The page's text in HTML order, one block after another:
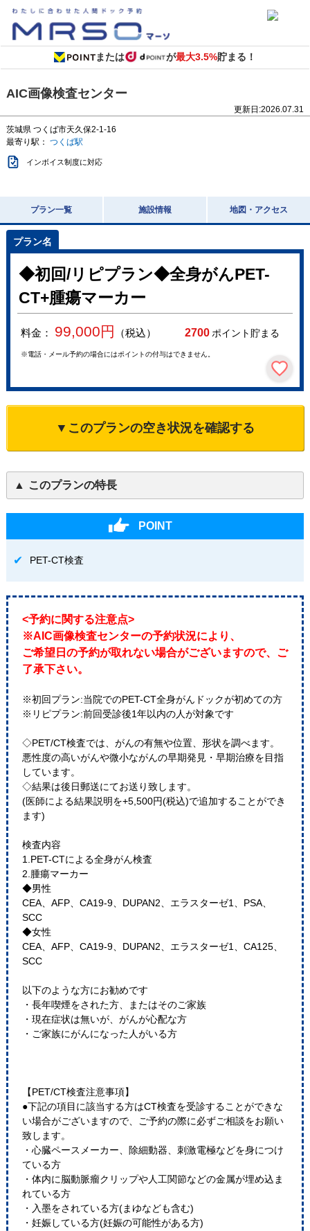
または が最大3.5%貯まる！
AIC画像検査センター
更新日:2026.07.31
茨城県 つくば市天久保2-1-16
最寄り駅： つくば駅
インボイス制度に対応
プラン一覧 施設情報 地図・アクセス
◆初回/リピプラン◆全身がんPET-
CT+腫瘍マーカー
料金： 99,000円 （税込） 2700ポイント貯まる
※電話・メール予約の場合にはポイントの付与はできません。
▼このプランの空き状況を確認する
このプランの特長
POINT
PET-CT検査
<予約に関する注意点>
※AIC画像検査センターの予約状況により、
ご希望日の予約が取れない場合がございますので、ご
了承下さい。
※初回プラン:当院でのPET-CT全身がんドックが初めての方
※リピプラン:前回受診後1年以内の人が対象です
◇PET/CT検査では、がんの有無や位置、形状を調べます。
悪性度の高いがんや微小ながんの早期発見・早期治療を目指
しています。
◇結果は後日郵送にてお送り致します。
(医師による結果説明を+5,500円(税込)で追加することができ
ます)
検査内容
1.PET-CTによる全身がん検査
2.腫瘍マーカー
◆男性
CEA、AFP、CA19-9、DUPAN2、エラスターゼ1、PSA、
SCC
◆女性
CEA、AFP、CA19-9、DUPAN2、エラスターゼ1、CA125、
SCC
以下のような方にお勧めです
・長年喫煙をされた方、またはそのご家族
・現在症状は無いが、がんが心配な方
・ご家族にがんになった人がいる方
【PET/CT検査注意事項】
●下記の項目に該当する方はCT検査を受診することができな
い場合がございますので、ご予約の際に必ずご相談をお願い
致します。
・心臓ペースメーカー、除細動器、刺激電極などを身につけ
ている方
・体内に脳動脈瘤クリップや人工関節などの金属が埋め込ま
れている方
・入墨をされている方(まゆなども含む)
・妊娠している方(妊娠の可能性がある方)